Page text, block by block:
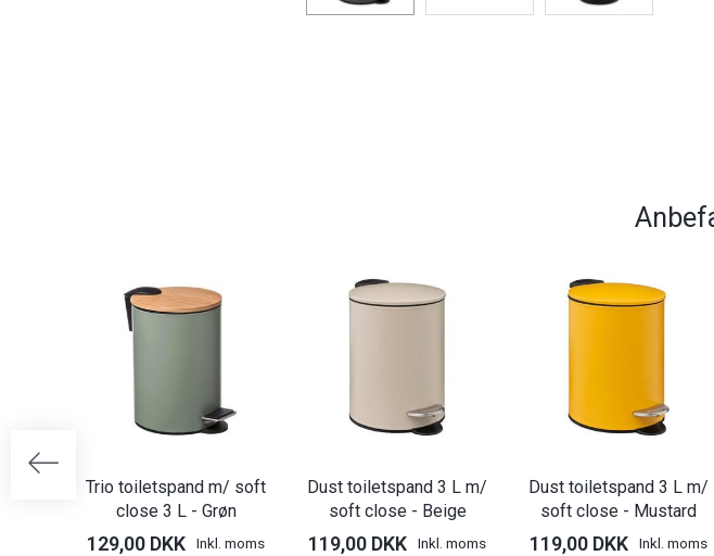
Trio toiletspand m/ soft
close 3 L - Grøn
129,00 DKK Inkl. moms
Dust toiletspand 3 L m/
soft close - Beige
119,00 DKK Inkl. moms
Dust toiletspand 3 L m/
soft close - Mustard
119,00 DKK Inkl. moms